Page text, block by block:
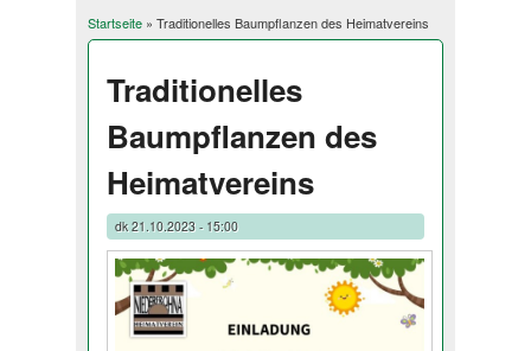
Sie sind hier
Startseite» Traditionelles Baumpflanzen des Heimatvereins
Traditionelles
Baumpflanzen des
Heimatvereins
dk21.10.2023 - 15:00